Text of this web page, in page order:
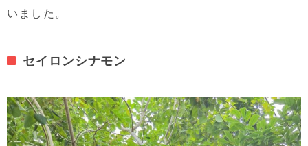
いました。
セイロンシナモン